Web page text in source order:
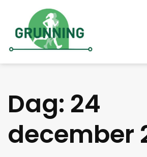
content
Dag: 24
december